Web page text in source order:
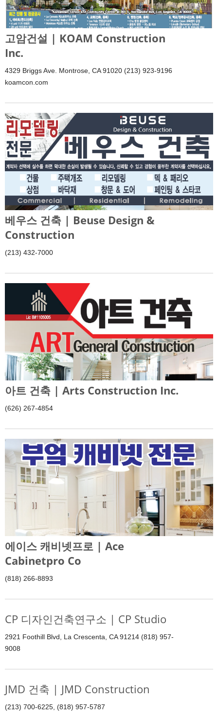
고암건설 | KOAM Construction
Inc.
4329 Briggs Ave. Montrose, CA 91020 (213) 923-9196
koamcon.com
베우스 건축 | Beuse Design &
Construction
(213) 432-7000
아트 건축 | Arts Construction Inc.
(626) 267-4854
에이스 캐비넷프로 | Ace
Cabinetpro Co
(818) 266-8893
CP 디자인건축연구소 | CP Studio
2921 Foothill Blvd, La Crescenta, CA 91214 (818) 957-
9008
JMD 건축 | JMD Construction
(213) 700-6225, (818) 957-5787